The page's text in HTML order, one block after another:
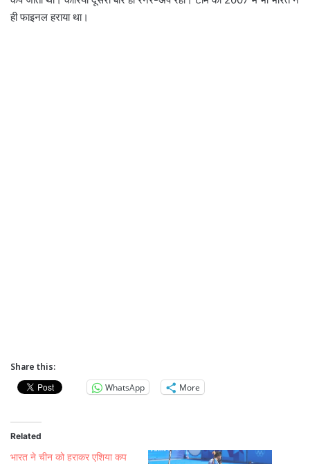
ही फाइनल हराया था।
Share this:
WhatsApp
More
Related
भारत ने चीन को हराकर एशिया कप